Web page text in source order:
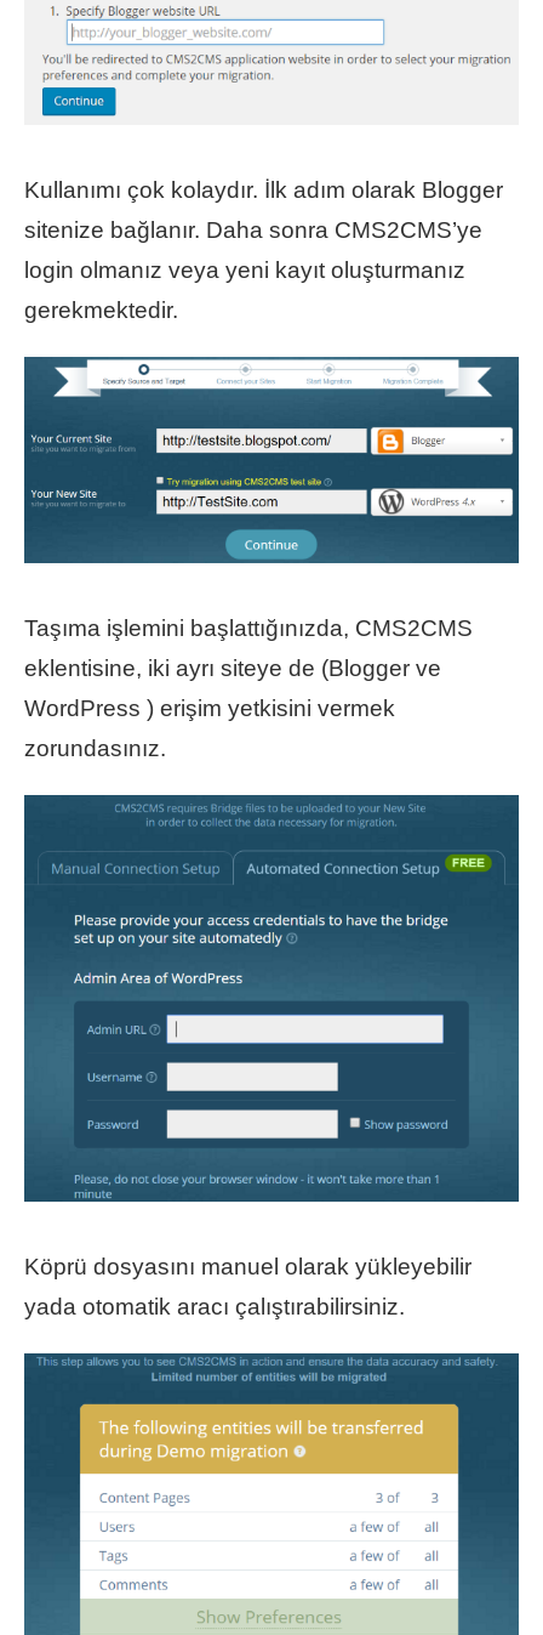
Kullanımı çok kolaydır. İlk adım olarak Blogger
sitenize bağlanır. Daha sonra CMS2CMS’ye
login olmanız veya yeni kayıt oluşturmanız
gerekmektedir.
Taşıma işlemini başlattığınızda, CMS2CMS
eklentisine, iki ayrı siteye de (Blogger ve
WordPress ) erişim yetkisini vermek
zorundasınız.
Köprü dosyasını manuel olarak yükleyebilir
yada otomatik aracı çalıştırabilirsiniz.